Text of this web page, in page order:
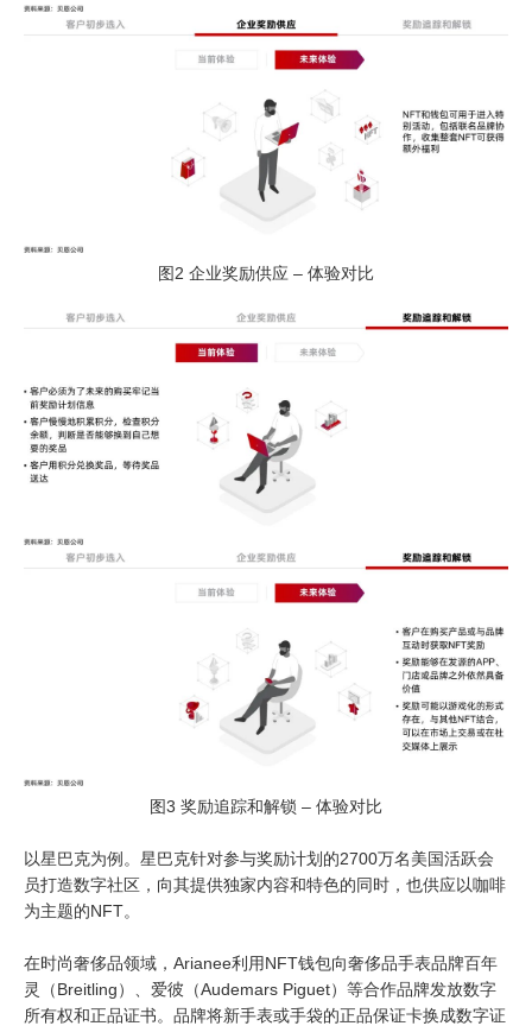
图2 企业奖励供应 – 体验对比
图3 奖励追踪和解锁 – 体验对比
以星巴克为例。星巴克针对参与奖励计划的2700万名美国活跃会
员打造数字社区，向其提供独家内容和特色的同时，也供应以咖啡
为主题的NFT。
在时尚奢侈品领域，Arianee利用NFT钱包向奢侈品手表品牌百年
灵（Breitling）、爱彼（Audemars Piguet）等合作品牌发放数字
所有权和正品证书。品牌将新手表或手袋的正品保证卡换成数字证